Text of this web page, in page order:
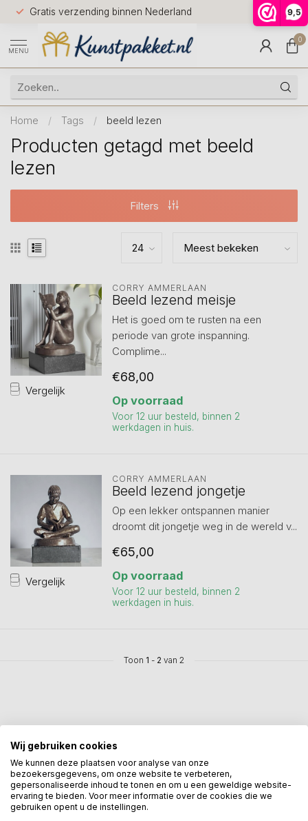
9,5
Gratis verzending binnen Nederland
Voor
huis
9.5
MENU
0
Home / Tags / beeld lezen
Producten getagd met beeld
lezen
Filters
Vergelijk
CORRY AMMERLAAN
Beeld lezend meisje
Het is goed om te rusten na een
periode van grote inspanning.
Complime...
€68,00
Op voorraad
Voor 12 uur besteld, binnen 2
werkdagen in huis.
Vergelijk
CORRY AMMERLAAN
Beeld lezend jongetje
Op een lekker ontspannen manier
droomt dit jongetje weg in de wereld v...
€65,00
Op voorraad
Voor 12 uur besteld, binnen 2
werkdagen in huis.
Toon 1 - 2 van 2
Mis onze nieuwsbrief niet
Schrijf je in en ontvang onze nieuwe aanbiedingen
Wij gebruiken cookies
We kunnen deze plaatsen voor analyse van onze
bezoekersgegevens, om onze website te verbeteren,
gepersonaliseerde inhoud te tonen en om u een geweldige website-
ervaring te bieden. Voor meer informatie over de cookies die we
gebruiken opent u de instellingen.